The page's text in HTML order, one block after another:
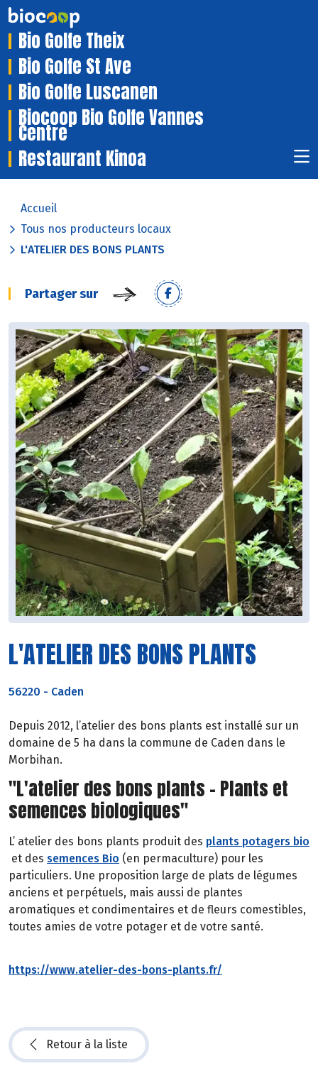
Bio Golfe Theix
Bio Golfe St Ave
Bio Golfe Luscanen
Biocoop Bio Golfe Vannes
Centre
Restaurant Kinoa
Accueil
Tous nos producteurs locaux
L'ATELIER DES BONS PLANTS
Partager sur
L'ATELIER DES BONS PLANTS
56220 - Caden
Depuis 2012, l’atelier des bons plants est installé sur un
domaine de 5 ha dans la commune de Caden dans le
Morbihan.
"L'atelier des bons plants - Plants et
semences biologiques"
L’ atelier des bons plants produit des plants potagers bio
et des semences Bio (en permaculture) pour les
particuliers. Une proposition large de plats de légumes
anciens et perpétuels, mais aussi de plantes
aromatiques et condimentaires et de fleurs comestibles,
toutes amies de votre potager et de votre santé.
https://www.atelier-des-bons-plants.fr/
Retour à la liste